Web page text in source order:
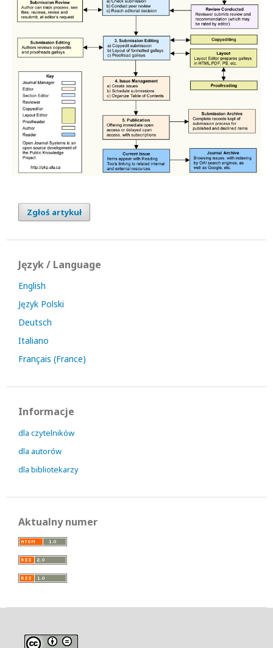
Zgłoś artykuł
Język / Language
English
Język Polski
Deutsch
Italiano
Français (France)
Informacje
dla czytelników
dla autorów
dla bibliotekarzy
Aktualny numer